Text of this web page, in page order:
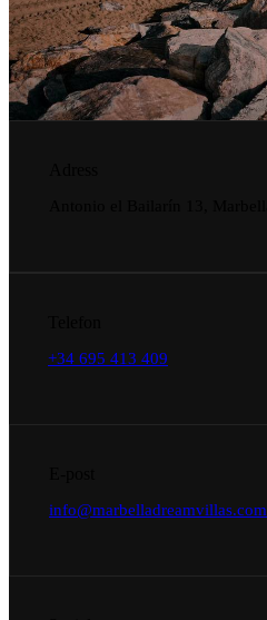
+34 695 413 409
info@marbelladreamvillas.com